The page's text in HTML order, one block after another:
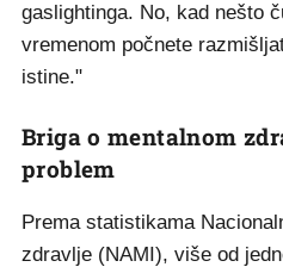
gaslightinga. No, kad nešto
vremenom počnete
istine."
Briga o mentalnom
problem
Prema statistikama
zdravlje (NAMI), više od